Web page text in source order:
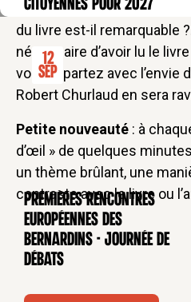
citoyennes pour 2027
CONFÉRENCE
12
Sep
Premières rencontres
européennes des
Bernardins - Journée de
débats
l’auteur a-t-il marqué son
du livre est-il remarquable
nécessaire d’avoir lu le
vous repartez avec l’envie
Robert Churlaud en sera
Petite nouveauté : à
d’œil » de quelques
un thème brûlant, une
contraste avec le livre ou